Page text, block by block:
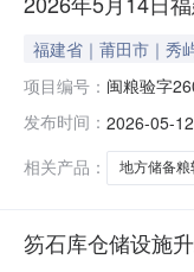
福建省｜莆田市｜秀
项目编号： 闽粮验字
发布时间： 2026-05-
相关产品：
地方储备粮
笏石库仓储设施